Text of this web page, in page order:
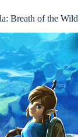
Breath of the Wild